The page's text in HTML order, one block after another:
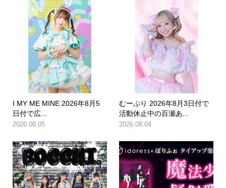
I MY ME MINE 2026年8月5
日付で広...
2026.08.05
むーぷり 2026年8月3日付で
活動休止中の百瀬あ...
2026.08.04